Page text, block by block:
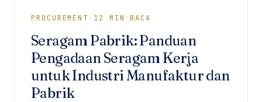
PROCUREMENT · 12 MIN BACA
Seragam Pabrik: Panduan
Pengadaan Seragam Kerja
untuk Industri Manufaktur dan
Pabrik